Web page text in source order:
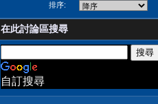
排序:
在此討論區搜尋
自訂搜尋